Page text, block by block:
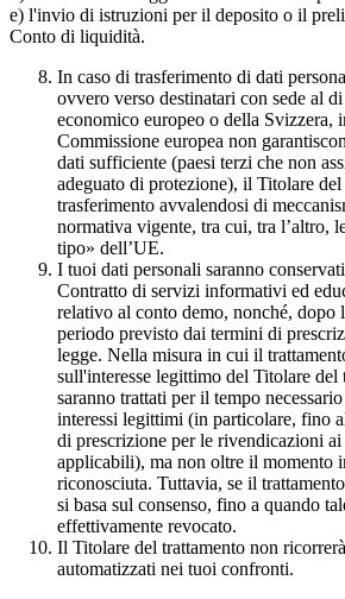
e) l'invio di istruzioni per il deposito o il
Conto di liquidità.
In caso di trasferimento di dati
ovvero verso destinatari con sede al
economico europeo o della Svizzera,
Commissione europea non
dati sufficiente (paesi terzi che non
adeguato di protezione), il Titolare
trasferimento avvalendosi di
normativa vigente, tra cui, tra l’altro,
tipo» dell’UE.
I tuoi dati personali saranno
Contratto di servizi informativi ed
relativo al conto demo, nonché, dopo
periodo previsto dai termini di
legge. Nella misura in cui il
sull'interesse legittimo del Titolare del
saranno trattati per il tempo
interessi legittimi (in particolare, fino
di prescrizione per le rivendicazioni ai
applicabili), ma non oltre il momento
riconosciuta. Tuttavia, se il
si basa sul consenso, fino a quando
effettivamente revocato.
Il Titolare del trattamento non
automatizzati nei tuoi confronti.